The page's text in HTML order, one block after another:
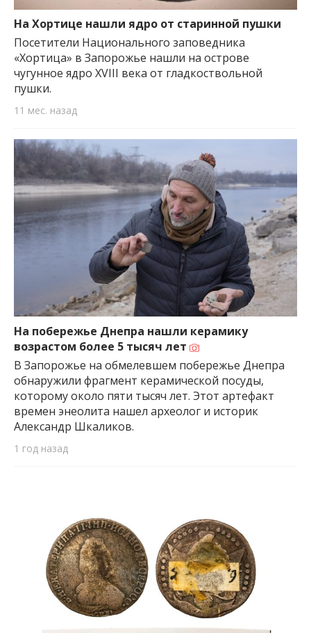
важную информацию о событиях
города Запорожья и области.
На Хортице нашли ядро от старинной пушки
Посетители Национального заповедника
«Хортица» в Запорожье нашли на острове
чугунное ядро XVIII века от гладкоствольной
пушки.
11 мес. назад
На побережье Днепра нашли керамику
возрастом более 5 тысяч лет
В Запорожье на обмелевшем побережье Днепра
обнаружили фрагмент керамической посуды,
которому около пяти тысяч лет. Этот артефакт
времен энеолита нашел археолог и историк
Александр Шкаликов.
1 год назад